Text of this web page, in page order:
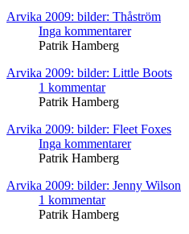
Arvika 2009: bilder: Thåström
Inga kommentarer
Patrik Hamberg
Arvika 2009: bilder: Little Boots
1 kommentar
Patrik Hamberg
Arvika 2009: bilder: Fleet Foxes
Inga kommentarer
Patrik Hamberg
Arvika 2009: bilder: Jenny Wilson
1 kommentar
Patrik Hamberg